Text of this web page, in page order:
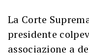
La Corte
presidente
associazione a